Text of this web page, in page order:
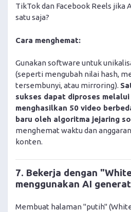
TikTok dan Facebook Reels jika
satu saja?
Cara menghemat:
Gunakan software untuk
(seperti mengubah nilai hash,
tersembunyi, atau mirroring).
sukses dapat diproses
menghasilkan 50 video
baru oleh algoritma jejaring
menghemat waktu dan
konten.
7. Bekerja dengan
menggunakan AI
Membuat halaman "putih"